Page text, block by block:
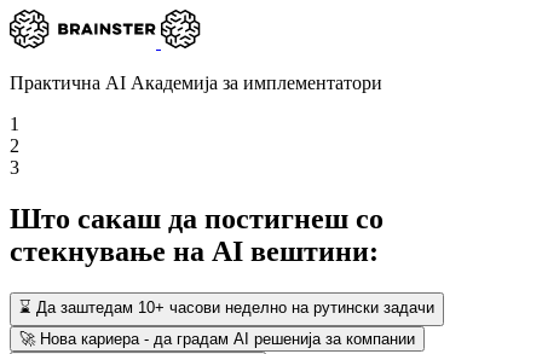
Практична AI Академија за имплементатори
1
2
3
Што сакаш да постигнеш со
стекнување на AI вештини:
⌛ Да заштедам 10+ часови неделно на рутински задачи
🚀 Нова кариера - да градам AI решенија за компании